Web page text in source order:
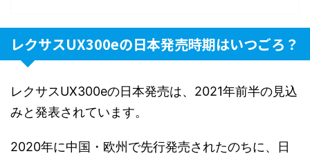
レクサスUX300eの日本発売時期はいつごろ？
レクサスUX300eの日本発売は、2021年前半の見込
みと発表されています。
2020年に中国・欧州で先行発売されたのちに、日